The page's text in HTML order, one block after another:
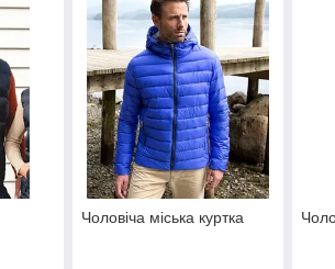
Чоловіча міська куртка